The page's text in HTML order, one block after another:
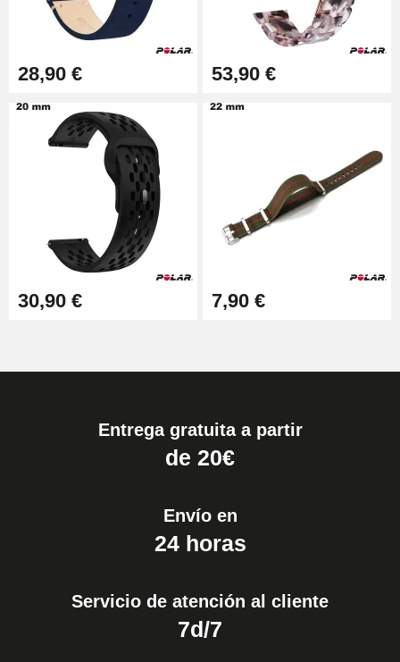
17,90 €
28,90 € 53,90 €
30,90 € 7,90 €
Entrega gratuita a partir
de 20€
Envío en
24 horas
Servicio de atención al cliente
7d/7